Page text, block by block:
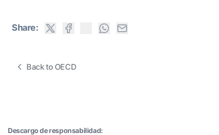
Share:
Back to OECD
Descargo de responsabilidad: